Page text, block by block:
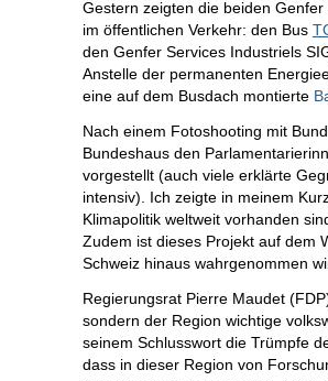
Gestern zeigten die beiden
im öffentlichen Verkehr: den Bus
den Genfer Services Industriels
Anstelle der permanenten
eine auf dem Busdach montierte
Nach einem Fotoshooting mit
Bundeshaus den
vorgestellt (auch viele erklärte
intensiv). Ich zeigte in meinem
Klimapolitik weltweit vorhanden
Zudem ist dieses Projekt auf dem
Schweiz hinaus wahrgenommen
Regierungsrat Pierre Maudet
sondern der Region wichtige
seinem Schlusswort die Trümpfe
dass in dieser Region von